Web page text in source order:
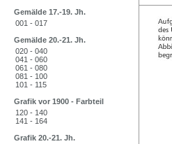
Gemälde 17.-19. Jh.
001 - 017
Gemälde 20.-21. Jh.
020 - 040
041 - 060
061 - 080
081 - 100
101 - 115
Grafik vor 1900 - Farbteil
120 - 140
141 - 164
Grafik 20.-21. Jh.